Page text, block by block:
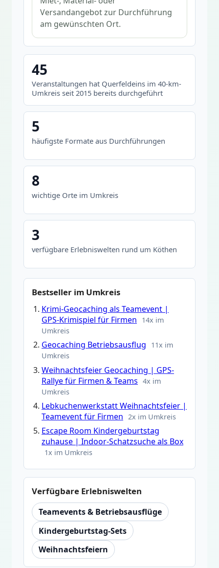
Versandangebot zur Durchführung
am gewünschten Ort.
45
Veranstaltungen hat Querfeldeins im 40-km-
Umkreis seit 2015 bereits durchgeführt
5
häufigste Formate aus Durchführungen
8
wichtige Orte im Umkreis
3
verfügbare Erlebniswelten rund um Köthen
Bestseller im Umkreis
Krimi-Geocaching als Teamevent |
GPS-Krimispiel für Firmen
14x im
Umkreis
Geocaching Betriebsausflug
11x im
Umkreis
Weihnachtsfeier Geocaching | GPS-
Rallye für Firmen & Teams 4x im
Umkreis
Lebkuchenwerkstatt Weihnachtsfeier |
Teamevent für Firmen
2x im Umkreis
Escape Room Kindergeburtstag
zuhause | Indoor-Schatzsuche als Box
1x im Umkreis
Verfügbare Erlebniswelten
Teamevents & Betriebsausflüge
Kindergeburtstag-Sets
Weihnachtsfeiern